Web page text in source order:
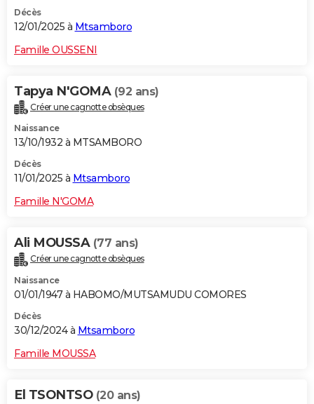
Décès
12/01/2025 à Mtsamboro
Famille OUSSENI
Tapya N'GOMA (92 ans)
Créer une cagnotte obsèques
Naissance
13/10/1932 à MTSAMBORO
Décès
11/01/2025 à Mtsamboro
Famille N'GOMA
Ali MOUSSA (77 ans)
Créer une cagnotte obsèques
Naissance
01/01/1947 à HABOMO/MUTSAMUDU COMORES
Décès
30/12/2024 à Mtsamboro
Famille MOUSSA
El TSONTSO (20 ans)